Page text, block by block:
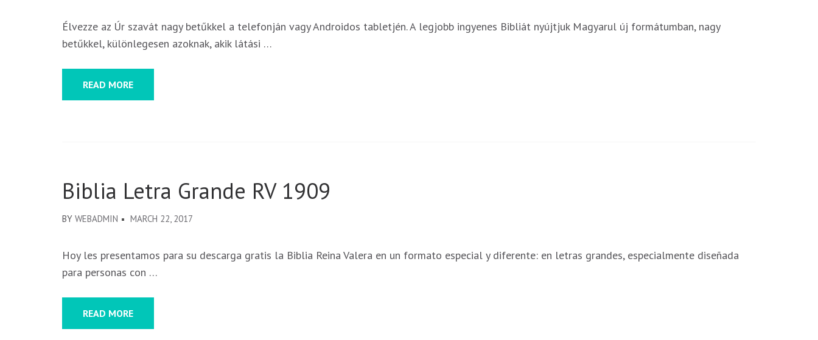
Élvezze az Úr szavát nagy betűkkel a telefonján vagy Androidos tabletjén. A legjobb ingyenes Bibliát nyújtjuk Magyarul új formátumban, nagy
betűkkel, különlegesen azoknak, akik látási …
READ MORE
Biblia Letra Grande RV 1909
BY WEBADMIN MARCH 22, 2017
Hoy les presentamos para su descarga gratis la Biblia Reina Valera en un formato especial y diferente: en letras grandes, especialmente diseñada
para personas con …
READ MORE